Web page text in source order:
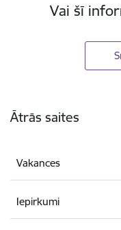
Vai šī
Ātrās saites
Vakances
Iepirkumi